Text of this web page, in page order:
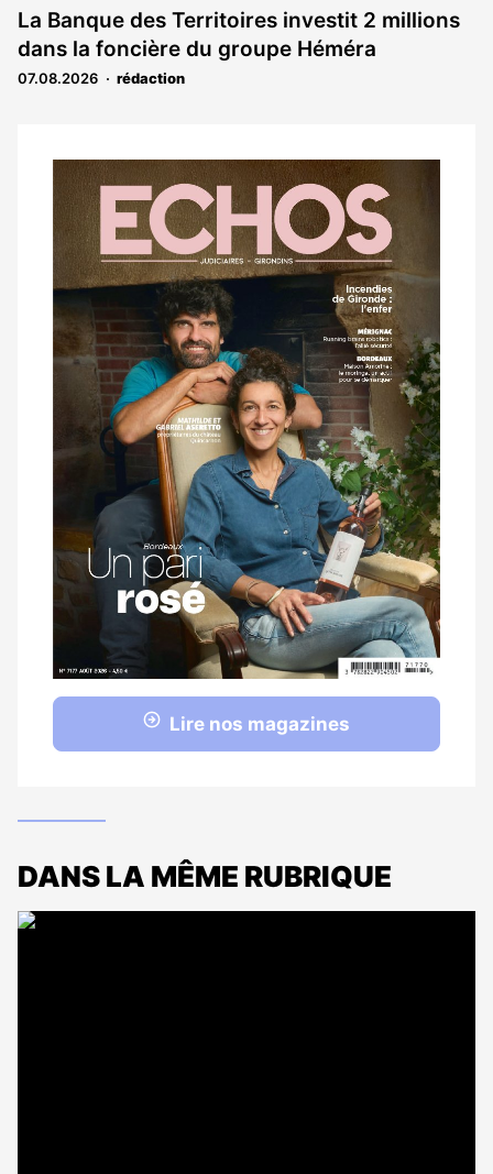
est
réservé
aux
La Banque des Territoires investit 2 millions
dans la foncière du groupe Héméra
07.08.2026 rédaction
Notre
dernier
magazine
Lire nos magazines
DANS LA MÊME RUBRIQUE